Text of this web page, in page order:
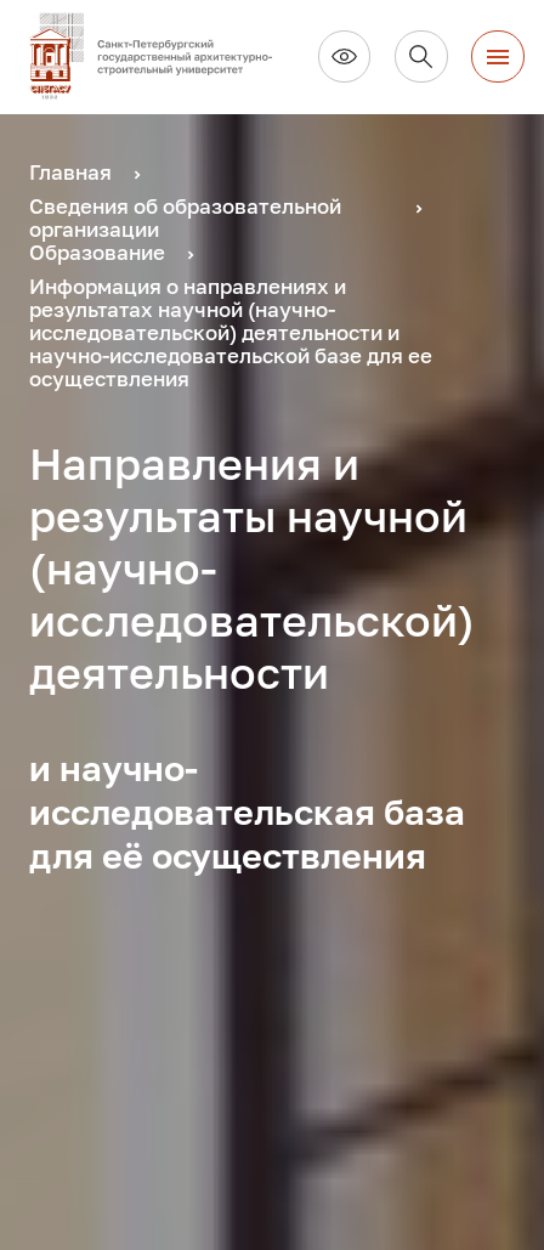
Главная
Сведения об образовательной
организации
Образование
Информация о направлениях и
результатах научной (научно-
исследовательской) деятельности и
научно-исследовательской базе для ее
осуществления
Направления и
результаты научной
(научно-
исследовательской)
деятельности
и научно-
исследовательская база
для её осуществления